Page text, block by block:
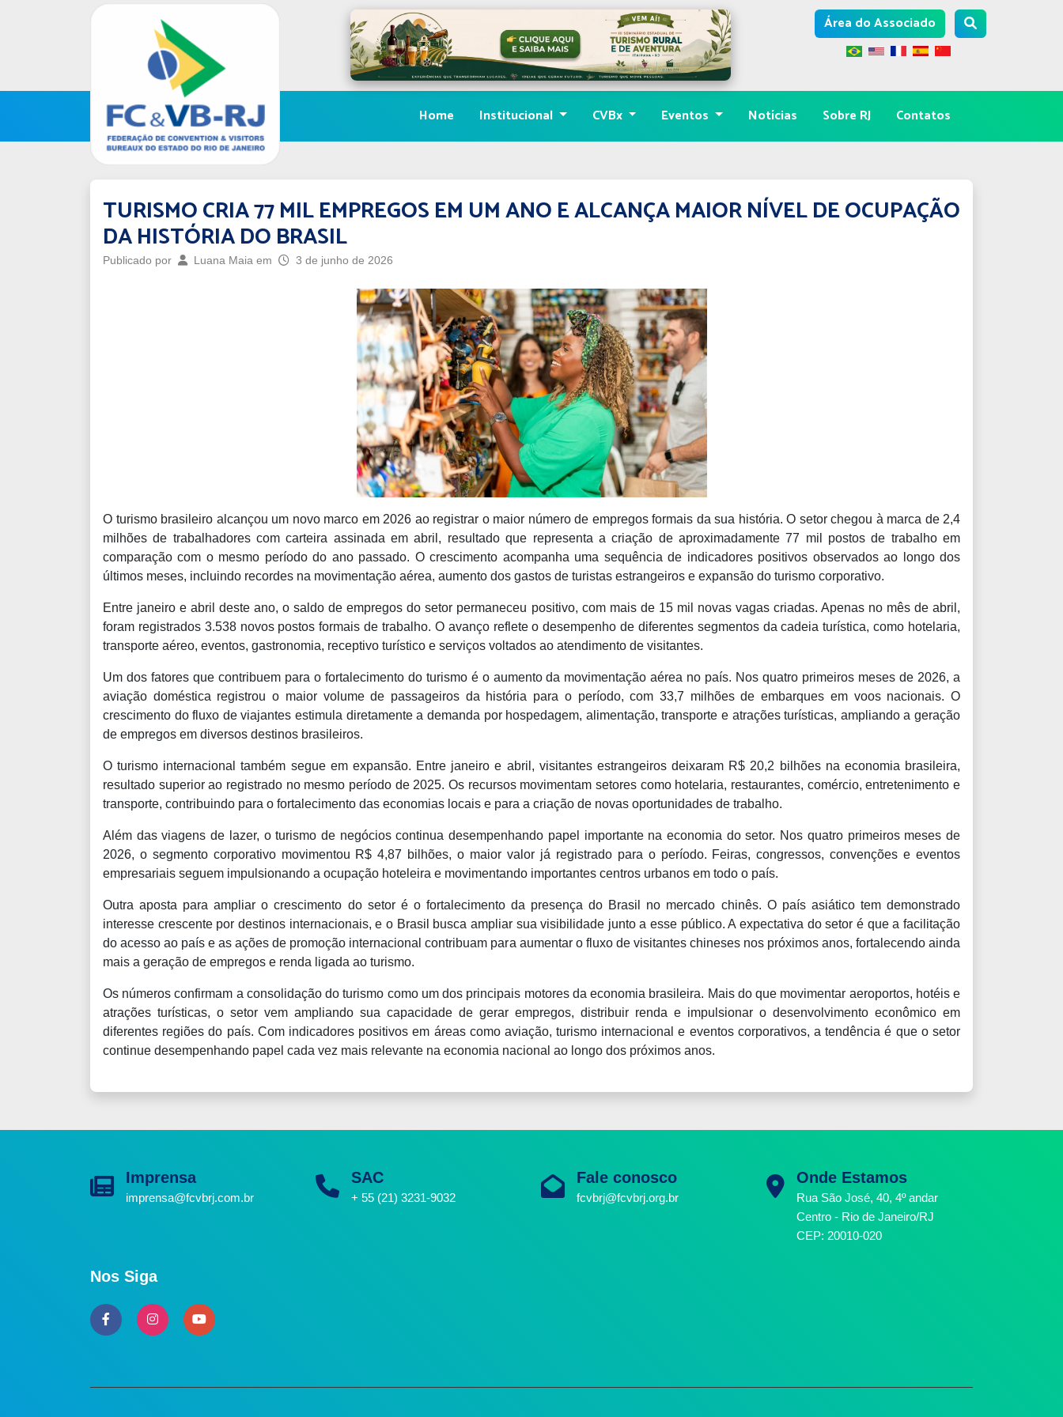
Área do Associado
Home Institucional CVBx Eventos Notícias Sobre RJ Contatos
TURISMO CRIA 77 MIL EMPREGOS EM UM ANO E ALCANÇA MAIOR NÍVEL DE OCUPAÇÃO
DA HISTÓRIA DO BRASIL
Publicado por Luana Maia em 3 de junho de 2026
O turismo brasileiro alcançou um novo marco em 2026 ao registrar o maior número de empregos formais da sua história. O setor chegou à marca de 2,4
milhões de trabalhadores com carteira assinada em abril, resultado que representa a criação de aproximadamente 77 mil postos de trabalho em
comparação com o mesmo período do ano passado. O crescimento acompanha uma sequência de indicadores positivos observados ao longo dos
últimos meses, incluindo recordes na movimentação aérea, aumento dos gastos de turistas estrangeiros e expansão do turismo corporativo.
Entre janeiro e abril deste ano, o saldo de empregos do setor permaneceu positivo, com mais de 15 mil novas vagas criadas. Apenas no mês de abril,
foram registrados 3.538 novos postos formais de trabalho. O avanço reflete o desempenho de diferentes segmentos da cadeia turística, como hotelaria,
transporte aéreo, eventos, gastronomia, receptivo turístico e serviços voltados ao atendimento de visitantes.
Um dos fatores que contribuem para o fortalecimento do turismo é o aumento da movimentação aérea no país. Nos quatro primeiros meses de 2026, a
aviação doméstica registrou o maior volume de passageiros da história para o período, com 33,7 milhões de embarques em voos nacionais. O
crescimento do fluxo de viajantes estimula diretamente a demanda por hospedagem, alimentação, transporte e atrações turísticas, ampliando a geração
de empregos em diversos destinos brasileiros.
O turismo internacional também segue em expansão. Entre janeiro e abril, visitantes estrangeiros deixaram R$ 20,2 bilhões na economia brasileira,
resultado superior ao registrado no mesmo período de 2025. Os recursos movimentam setores como hotelaria, restaurantes, comércio, entretenimento e
transporte, contribuindo para o fortalecimento das economias locais e para a criação de novas oportunidades de trabalho.
Além das viagens de lazer, o turismo de negócios continua desempenhando papel importante na economia do setor. Nos quatro primeiros meses de
2026, o segmento corporativo movimentou R$ 4,87 bilhões, o maior valor já registrado para o período. Feiras, congressos, convenções e eventos
empresariais seguem impulsionando a ocupação hoteleira e movimentando importantes centros urbanos em todo o país.
Outra aposta para ampliar o crescimento do setor é o fortalecimento da presença do Brasil no mercado chinês. O país asiático tem demonstrado
interesse crescente por destinos internacionais, e o Brasil busca ampliar sua visibilidade junto a esse público. A expectativa do setor é que a facilitação
do acesso ao país e as ações de promoção internacional contribuam para aumentar o fluxo de visitantes chineses nos próximos anos, fortalecendo ainda
mais a geração de empregos e renda ligada ao turismo.
Os números confirmam a consolidação do turismo como um dos principais motores da economia brasileira. Mais do que movimentar aeroportos, hotéis e
atrações turísticas, o setor vem ampliando sua capacidade de gerar empregos, distribuir renda e impulsionar o desenvolvimento econômico em
diferentes regiões do país. Com indicadores positivos em áreas como aviação, turismo internacional e eventos corporativos, a tendência é que o setor
continue desempenhando papel cada vez mais relevante na economia nacional ao longo dos próximos anos.
Imprensa
imprensa@fcvbrj.com.br
SAC
+ 55 (21) 3231-9032
Fale conosco
fcvbrj@fcvbrj.org.br
Onde Estamos
Rua São José, 40, 4º andar
Centro - Rio de Janeiro/RJ
CEP: 20010-020
Nos Siga